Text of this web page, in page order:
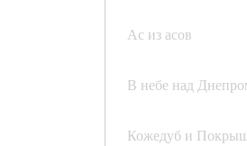
Ас из асов
В небе над
Кожедуб и